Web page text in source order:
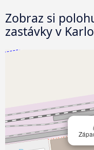
Zobraz si
zastávky v